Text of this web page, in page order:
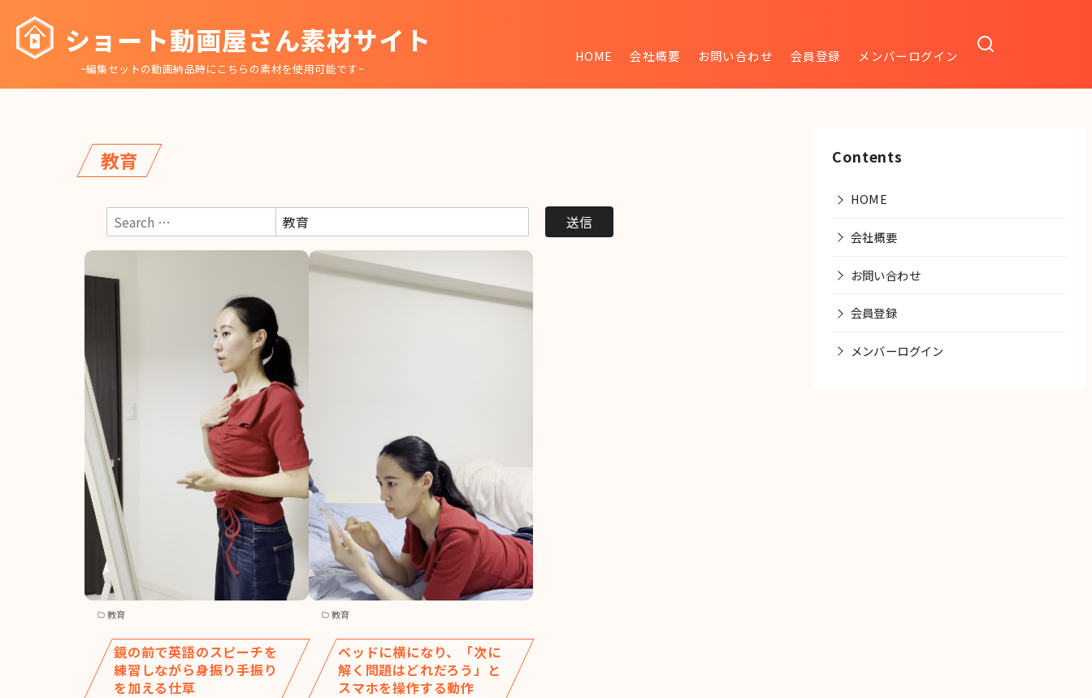
ショート動画屋さん素材サイト
~編集セットの動画納品時にこちらの素材を使用可能です~
HOME 会社概要 お問い合わせ 会員登録 メンバーログイン
教育
教育
鏡の前で英語のスピーチを
練習しながら身振り手振り
を加える仕草
教育
ベッドに横になり、「次に
解く問題はどれだろう」と
スマホを操作する動作
Contents
HOME
会社概要
お問い合わせ
会員登録
メンバーログイン